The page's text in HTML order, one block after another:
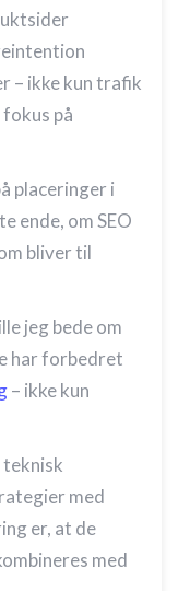
– ikke kun trafik
på
placeringer i
ende, om SEO
bliver til
jeg bede om
har forbedret
– ikke kun
teknisk
med
er, at de
med